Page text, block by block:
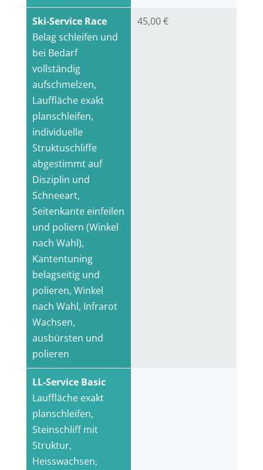
Ski-Service Race
Belag schleifen und
bei Bedarf
vollständig
aufschmelzen,
Lauffläche exakt
planschleifen,
individuelle
Struktuschliffe
abgestimmt auf
Disziplin und
Schneeart,
Seitenkante einfeilen
und poliern (Winkel
nach Wahl),
Kantentuning
belagseitig und
polieren, Winkel
nach Wahl, Infrarot
Wachsen,
ausbürsten und
polieren
LL-Service Basic
Lauffläche exakt
planschleifen,
Steinschliff mit
Struktur,
Heisswachsen,
45,00 €